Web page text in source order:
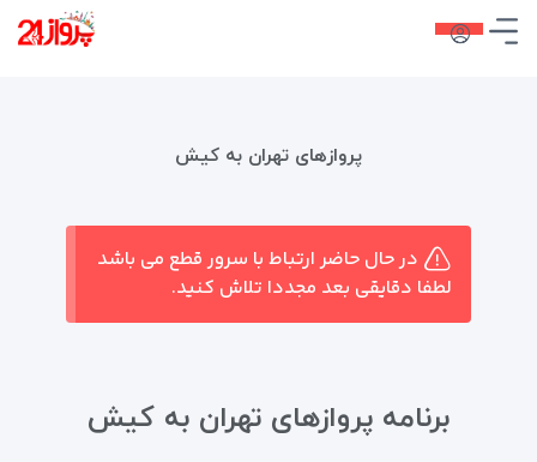
پروازهای تهران به کیش
در حال حاضر ارتباط با سرور قطع می باشد
لطفا دقایقی بعد مجددا تلاش کنید.
برنامه پروازهای تهران به کیش